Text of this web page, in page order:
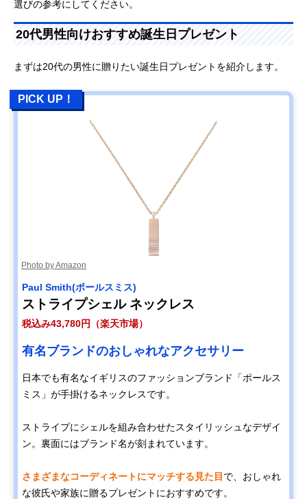
選びの参考にしてください。
20代男性向けおすすめ誕生日プレゼント
まずは20代の男性に贈りたい誕生日プレゼントを紹介します。
PICK UP！
Photo by Amazon
Paul Smith(ポールスミス)
ストライプシェル ネックレス
税込み43,780円（楽天市場）
有名ブランドのおしゃれなアクセサリー
日本でも有名なイギリスのファッションブランド「ポールス
ミス」が手掛けるネックレスです。
ストライプにシェルを組み合わせたスタイリッシュなデザイ
ン。裏面にはブランド名が刻まれています。
さまざまなコーディネートにマッチする見た目で、おしゃれ
な彼氏や家族に贈るプレゼントにおすすめです。